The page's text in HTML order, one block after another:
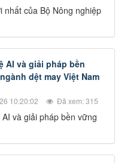
nhất của Bộ Nông nghiệp
AI và giải pháp bền
dệt may Việt Nam
10:20:02 Đã xem: 315
và giải pháp bền vững